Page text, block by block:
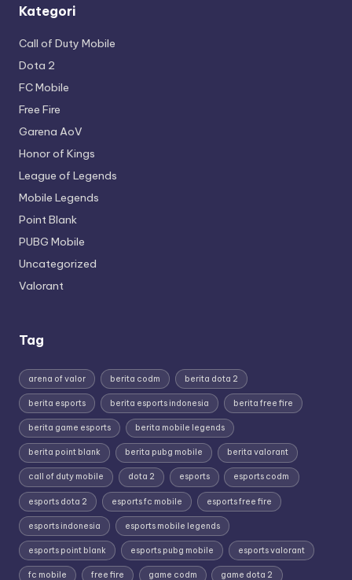
Kategori
Call of Duty Mobile
Dota 2
FC Mobile
Free Fire
Garena AoV
Honor of Kings
League of Legends
Mobile Legends
Point Blank
PUBG Mobile
Uncategorized
Valorant
Tag
arena of valor berita codm berita dota 2
berita esports berita esports indonesia berita free fire
berita game esports berita mobile legends
berita point blank berita pubg mobile berita valorant
call of duty mobile dota 2 esports esports codm
esports dota 2 esports fc mobile esports free fire
esports indonesia esports mobile legends
esports point blank esports pubg mobile esports valorant
fc mobile free fire game codm game dota 2